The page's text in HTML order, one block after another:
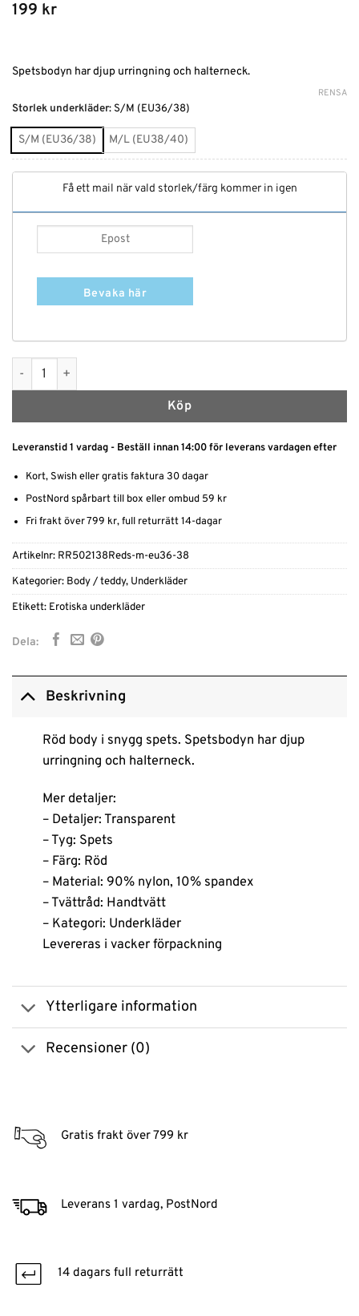
199 kr
Spetsbodyn har djup urringning och halterneck.
Storlek underkläder: S/M (EU36/38)
S/M (EU36/38) M/L (EU38/40)
RENSA
Få ett mail när vald storlek/färg kommer in igen
Bevaka här
Spetsbody mängd
Köp
Alternative:
Leveranstid 1 vardag - Beställ innan 14:00 för leverans vardagen efter
Kort, Swish eller gratis faktura 30 dagar
PostNord spårbart till box eller ombud 59 kr
Fri frakt över 799 kr, full returrätt 14-dagar
Artikelnr: RR502138Reds-m-eu36-38
Kategorier: Body / teddy, Underkläder
Etikett: Erotiska underkläder
Dela:
Beskrivning
Röd body i snygg spets. Spetsbodyn har djup
urringning och halterneck.
Mer detaljer:
– Detaljer: Transparent
– Tyg: Spets
– Färg: Röd
– Material: 90% nylon, 10% spandex
– Tvättråd: Handtvätt
– Kategori: Underkläder
Levereras i vacker förpackning
Ytterligare information
Recensioner (0)
Gratis frakt över 799 kr
Leverans 1 vardag, PostNord
14 dagars full returrätt